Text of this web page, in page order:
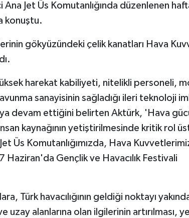
Jet Üs Komutanlığında düzenlenen
konuştu.
gökyüzündeki çelik kanatları Hava
harekat kabiliyeti, nitelikli personeli,
sanayisinin sağladığı ileri teknoloji
devam ettiğini belirten Aktürk, 'Hava
kaynağının yetiştirilmesinde kritik rol
Üs Komutanlığımızda, Hava
Haziran'da Gençlik ve Havacılık Festivali
Türk havacılığının geldiği noktayı
uzay alanlarına olan ilgilerinin artırılması,